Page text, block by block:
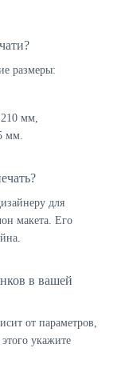
размеры:
210 мм,
мм.
для
макета. Его
в вашей
от параметров,
укажите